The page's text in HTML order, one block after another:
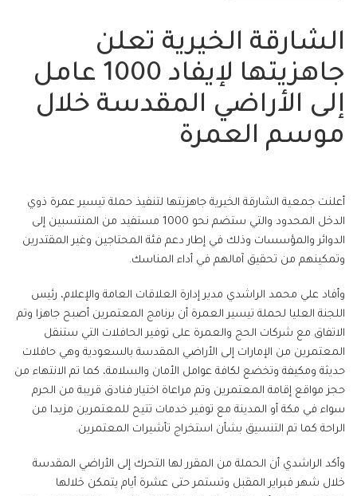
الشارقة الخيرية تعلن
جاهزيتها لإيفاد 1000 عامل
إلى الأراضي المقدسة خلال
موسم العمرة
أعلنت جمعية الشارقة الخيرية جاهزيتها لتنفيذ حملة تيسير عمرة ذوي
الدخل المحدود والتي ستضم نحو 1000 مستفيد من المنتسبين إلى
الدوائر والمؤسسات وذلك في إطار دعم فئة المحتاجين وغير المقتدرين
وتمكينهم من تحقيق آمالهم في أداء المناسك.
وأفاد علي محمد الراشدي مدير إدارة العلاقات العامة والإعلام، رئيس
اللجنة العليا لحملة تيسير العمرة أن برنامج المعتمرين أصبح جاهزا وتم
الاتفاق مع شركات الحج والعمرة على توفير الحافلات التي ستنقل
المعتمرين من الإمارات إلى الأراضي المقدسة بالسعودية وهي حافلات
حديثة ومكيفة وتخضع لكافة عوامل الأمان والسلامة، كما تم الانتهاء من
حجز مواقع إقامة المعتمرين وتم مراعاة اختيار فنادق قريبة من الحرم
سواء في مكة أو المدينة مع توفير خدمات تتيح للمعتمرين مزيدا من
الراحة كما تم التنسيق بشأن استخراج تأشيرات المعتمرين.
وأكد الراشدي أن الحملة من المقرر لها التحرك إلى الأراضي المقدسة
خلال شهر فبراير المقبل وتستمر حتى عشرة أيام يتمكن خلالها